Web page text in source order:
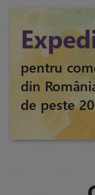
pentru
din
de peste